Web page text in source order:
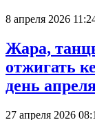
8 апреля 2026
Жара,
отжигать
день
27 апреля 2026